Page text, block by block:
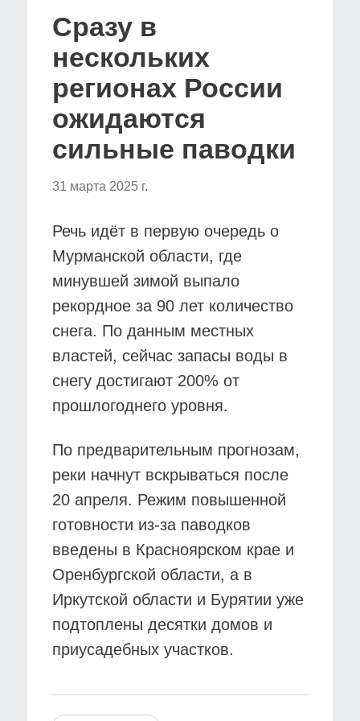
Сразу в
нескольких
регионах России
ожидаются
сильные паводки
31 марта 2025 г.
Речь идёт в первую очередь о
Мурманской области, где
минувшей зимой выпало
рекордное за 90 лет количество
снега. По данным местных
властей, сейчас запасы воды в
снегу достигают 200% от
прошлогоднего уровня.
По предварительным прогнозам,
реки начнут вскрываться после
20 апреля. Режим повышенной
готовности из-за паводков
введены в Красноярском крае и
Оренбургской области, а в
Иркутской области и Бурятии уже
подтоплены десятки домов и
приусадебных участков.